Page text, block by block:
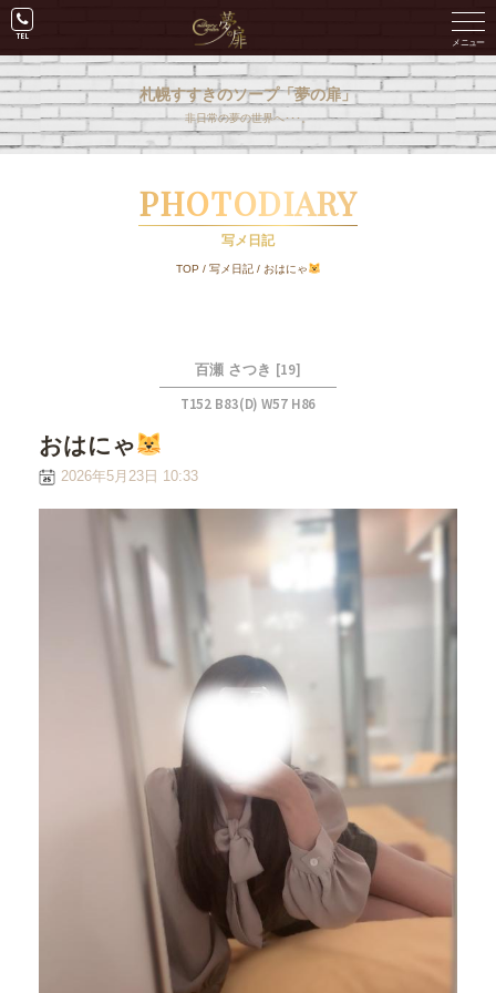
札幌すすきのソープ「夢の扉」
非日常の夢の世界へ･･･。
PHOTODIARY
写メ日記
TOP / 写メ日記/ おはにゃ
百瀬 さつき [19]
T152 B83(D) W57 H86
おはにゃ
2026年5月23日 10:33